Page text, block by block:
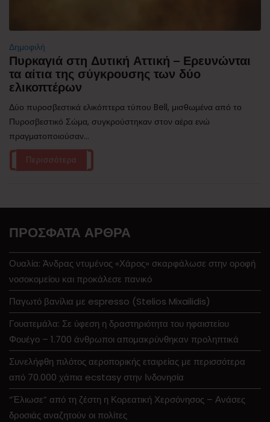
Δημοφιλή
Πυρκαγιά στη Δυτική Αττική – Ερευνώνται
τα αίτια της σύγκρουσης των δύο
ελικοπτέρων
Δύο πυροσβεστικά ελικόπτερα τύπου Bell, μισθωμένα από το
Πυροσβεστικό Σώμα, συγκρούστηκαν στον αέρα ενώ
πραγματοποιούσαν...
Περισσότερα
ΠΡΌΣΦΑΤΑ ΆΡΘΡΑ
Ουαλία: Άνδρας ντυμένος «Χάρος» σκαρφάλωσε στην οροφή
νοσοκομείου και προκάλεσε πανικό
Παγωτό βανίλια με espresso (Stelios Mixailidis)
Γουατεμάλα: Σε ύφεση η δραστηριότητα του ηφαιστείου
Φουέγο – 1.700 άνθρωποι απομακρύνθηκαν προληπτικά
Συνελήφθη πιλότος αεροπορικής εταιρείας με περισσότερα
από 70.000 χάπια ecstasy στην Ινδονησία
“Έλιωσε” από τη ζέστη η Κορεατική Χερσόνησος – Ανάσες
δροσιάς αναζητούν οι πολίτες